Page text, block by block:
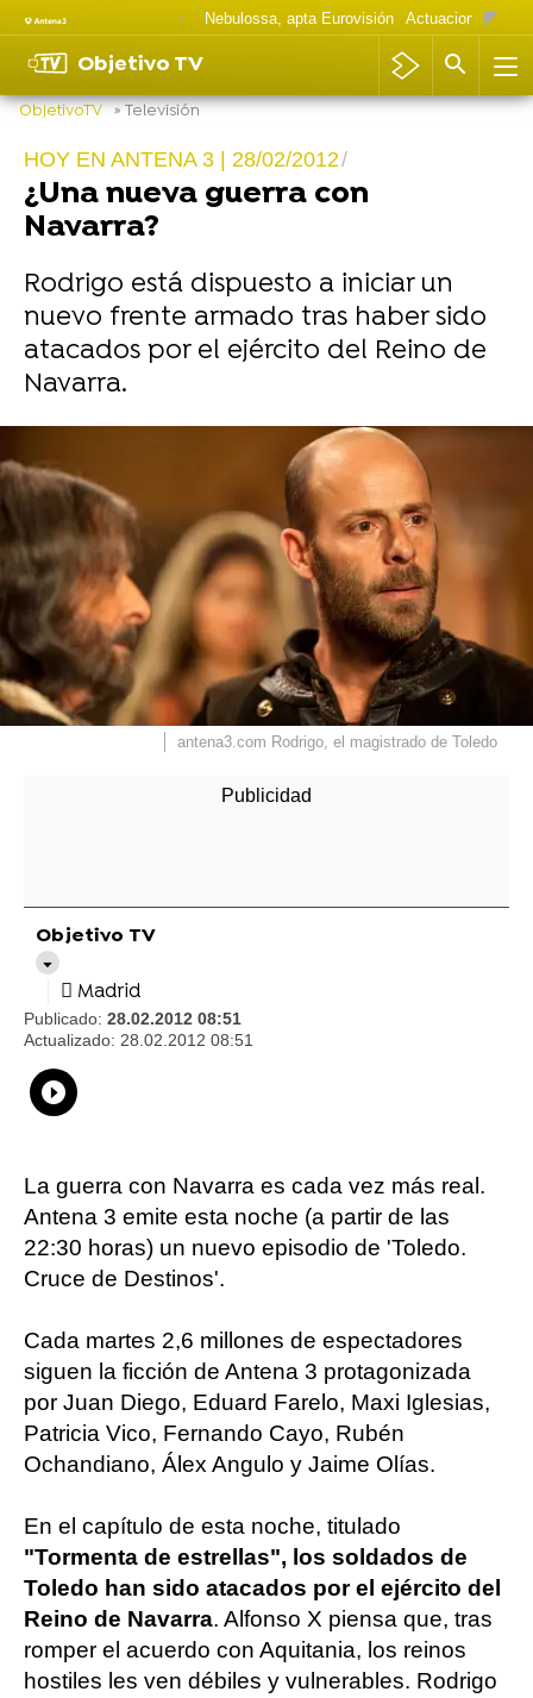
Nebulossa, apta Eurovisión Actuaciones
Objetivo TV
ObjetivoTV » Televisión
HOY EN ANTENA 3 | 28/02/2012
¿Una nueva guerra con
Navarra?
Rodrigo está dispuesto a iniciar un
nuevo frente armado tras haber sido
atacados por el ejército del Reino de
Navarra.
antena3.com Rodrigo, el magistrado de Toledo
Objetivo TV
Madrid
Publicado: 28.02.2012 08:51
Actualizado: 28.02.2012 08:51
Whatsapp
Compartir
La guerra con Navarra es cada vez más real.
Antena 3 emite esta noche (a partir de las
22:30 horas) un nuevo episodio de 'Toledo.
Cruce de Destinos'.
Cada martes 2,6 millones de espectadores
siguen la ficción de Antena 3 protagonizada
por Juan Diego, Eduard Farelo, Maxi Iglesias,
Patricia Vico, Fernando Cayo, Rubén
Ochandiano, Álex Angulo y Jaime Olías.
En el capítulo de esta noche, titulado
"Tormenta de estrellas", los soldados de
Toledo han sido atacados por el ejército del
Reino de Navarra. Alfonso X piensa que, tras
romper el acuerdo con Aquitania, los reinos
hostiles les ven débiles y vulnerables. Rodrigo